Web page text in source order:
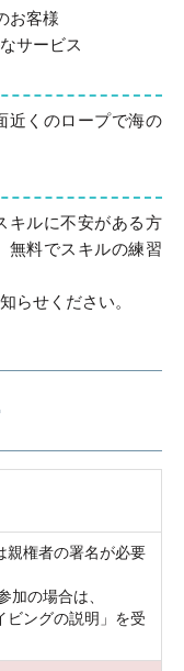
お客様
サービス
近くのロープで海の
キルに不安がある方
無料でスキルの練習
らせください。
親権者の署名が必要
加の場合は、
ビングの説明」を受